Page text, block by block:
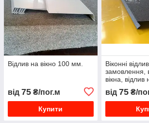
Відлив на вікно 100 мм.
від 75 ₴/пог.м
Купити
Віконні
замовлення,
вікна, відлив
лежачи
від 75₴/